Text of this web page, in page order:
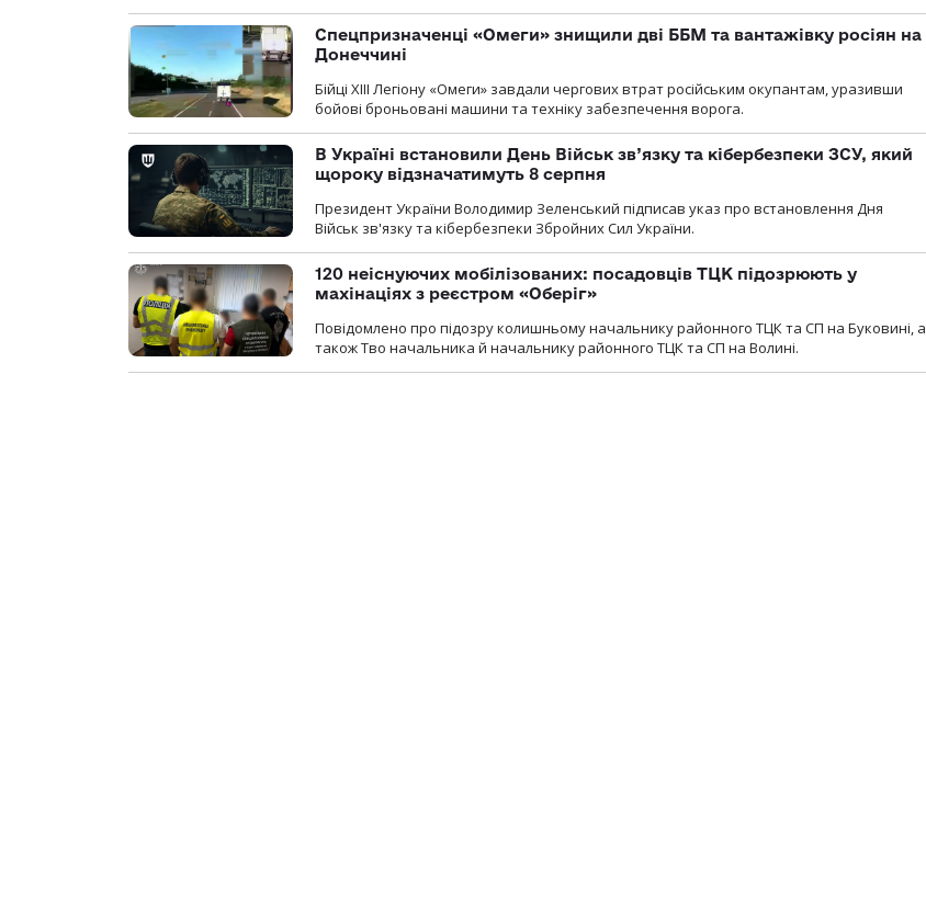
Спецпризначенці «Омеги» знищили дві ББМ та вантажівку росіян на
Донеччині
Бійці ХІІІ Легіону «Омеги» завдали чергових втрат російським окупантам, уразивши
бойові броньовані машини та техніку забезпечення ворога.
В Україні встановили День Військ зв’язку та кібербезпеки ЗСУ, який
щороку відзначатимуть 8 серпня
Президент України Володимир Зеленський підписав указ про встановлення Дня
Військ зв'язку та кібербезпеки Збройних Сил України.
120 неіснуючих мобілізованих: посадовців ТЦК підозрюють у
махінаціях з реєстром «Оберіг»
Повідомлено про підозру колишньому начальнику районного ТЦК та СП на Буковині, а
також Тво начальника й начальнику районного ТЦК та СП на Волині.